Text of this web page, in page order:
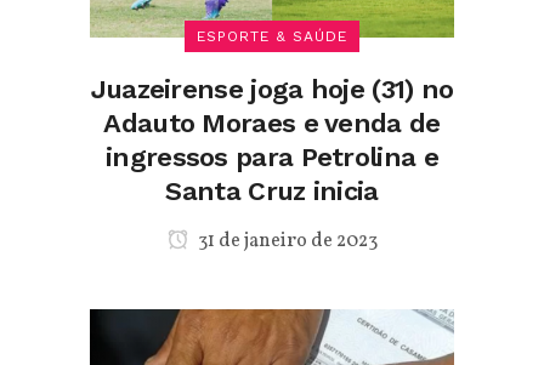
ESPORTE & SAÚDE
Juazeirense joga hoje (31) no
Adauto Moraes e venda de
ingressos para Petrolina e
Santa Cruz inicia
31 de janeiro de 2023